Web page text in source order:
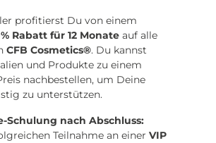
profitierst Du von einem
Rabatt für 12 Monate auf alle
CFB Cosmetics®. Du kannst
und Produkte zu einem
nachbestellen, um Deine
zu unterstützen.
Schulung nach Abschluss:
Teilnahme an einer VIP